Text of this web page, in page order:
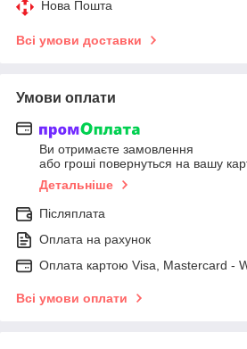
Нова Пошта
Всі умови доставки
Умови оплати
Ви отримаєте замовлення
або гроші повернуться на вашу
Детальніше
Післяплата
Оплата на рахунок
Оплата картою Visa, Mastercard -
Всі умови оплати